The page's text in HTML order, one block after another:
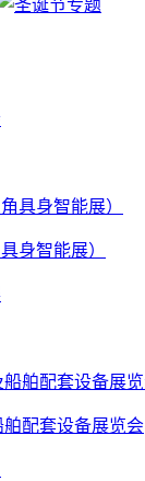
身智能展）
舶配套设备展览会